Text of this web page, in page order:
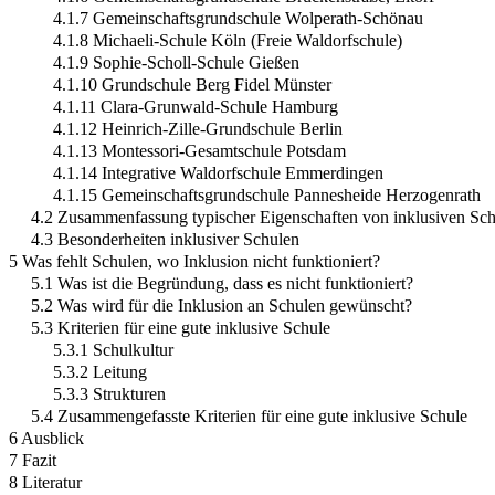
4.1.7 Gemeinschaftsgrundschule Wolperath-Schönau
4.1.8 Michaeli-Schule Köln (Freie Waldorfschule)
4.1.9 Sophie-Scholl-Schule Gießen
4.1.10 Grundschule Berg Fidel Münster
4.1.11 Clara-Grunwald-Schule Hamburg
4.1.12 Heinrich-Zille-Grundschule Berlin
4.1.13 Montessori-Gesamtschule Potsdam
4.1.14 Integrative Waldorfschule Emmerdingen
4.1.15 Gemeinschaftsgrundschule Pannesheide Herzogenrath
4.2 Zusammenfassung typischer Eigenschaften von inklusiven
4.3 Besonderheiten inklusiver Schulen
5 Was fehlt Schulen, wo Inklusion nicht funktioniert?
5.1 Was ist die Begründung, dass es nicht funktioniert?
5.2 Was wird für die Inklusion an Schulen gewünscht?
5.3 Kriterien für eine gute inklusive Schule
5.3.1 Schulkultur
5.3.2 Leitung
5.3.3 Strukturen
5.4 Zusammengefasste Kriterien für eine gute inklusive Schule
6 Ausblick
7 Fazit
8 Literatur